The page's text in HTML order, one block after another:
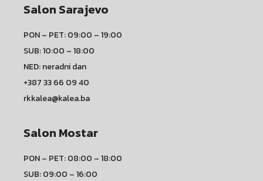
Salon Sarajevo
PON – PET: 09:00 – 19:00
SUB: 10:00 – 18:00
NED: neradni dan
+387 33 66 09 40
rkkalea@kalea.ba
Salon Mostar
PON – PET: 08:00 – 18:00
SUB: 09:00 – 16:00